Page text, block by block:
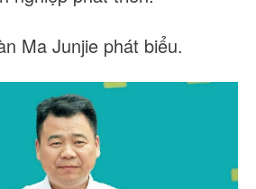
Ma Junjie phát biểu.